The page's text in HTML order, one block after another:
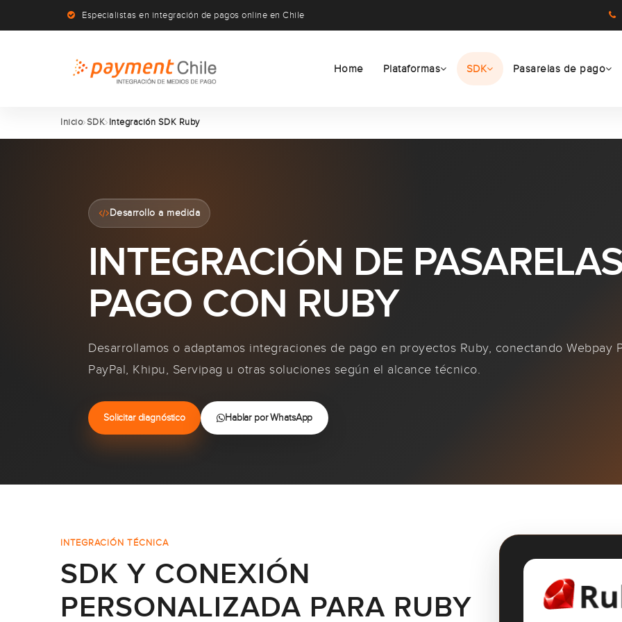
Especialistas en integración de pagos online en Chile
Home Plataformas SDK Pasarelas de pago
Inicio SDK Integración SDK Ruby
Desarrollo a medida
INTEGRACIÓN DE
PAGO CON RUBY
Desarrollamos o adaptamos integraciones de pago en proyectos Ruby, conectando Webpay
PayPal, Khipu, Servipag u otras soluciones según el alcance técnico.
Solicitar diagnóstico Hablar por WhatsApp
INTEGRACIÓN TÉCNICA
SDK Y CONEXIÓN
PERSONALIZADA PARA RUBY